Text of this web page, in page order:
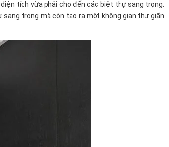
tích vừa phải cho đến các biệt thự sang trọng.
sang trọng mà còn tạo ra một không gian thư giãn